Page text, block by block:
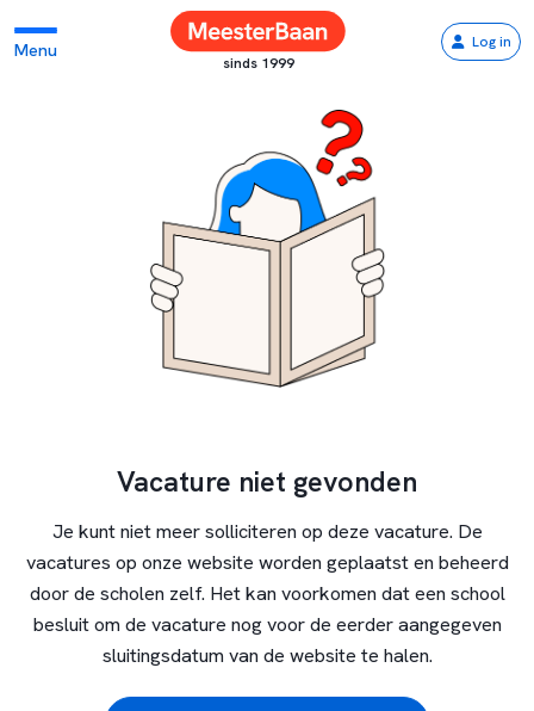
Menu
sinds 1999
Log in
Vacature niet gevonden
Je kunt niet meer solliciteren op deze vacature. De
vacatures op onze website worden geplaatst en beheerd
door de scholen zelf. Het kan voorkomen dat een school
besluit om de vacature nog voor de eerder aangegeven
sluitingsdatum van de website te halen.